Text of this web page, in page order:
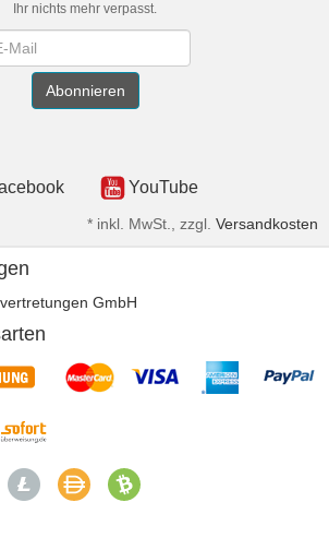
Ihr nichts mehr verpasst.
Abonnieren
YouTube
* inkl. MwSt., zzgl. Versandkosten